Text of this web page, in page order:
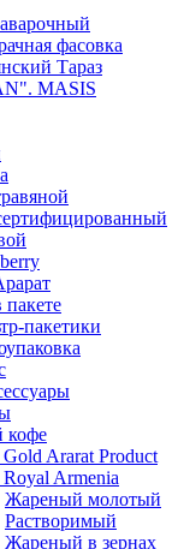
фасовка
Тараз
MASIS
пакете
пакетики
кофе
Ararat Product
Armenia
Жареный молотый
Растворимый
Жареный в зернах